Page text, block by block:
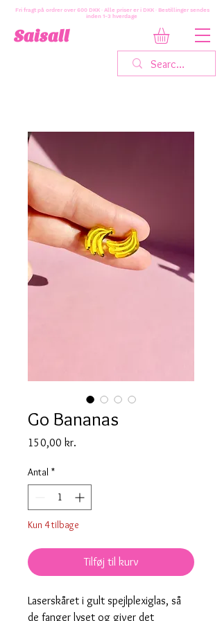
Saisall
Fri fragt på ordrer over 600 DKK · Alle priser er i DKK · Bestillinger sendes
inden 1-3 hverdage
Go Bananas
150,00 kr.
Antal *
Kun 4 tilbage
Tilføj til kurv
Laserskåret i gult spejlplexiglas, så
de fanger lyset og giver det